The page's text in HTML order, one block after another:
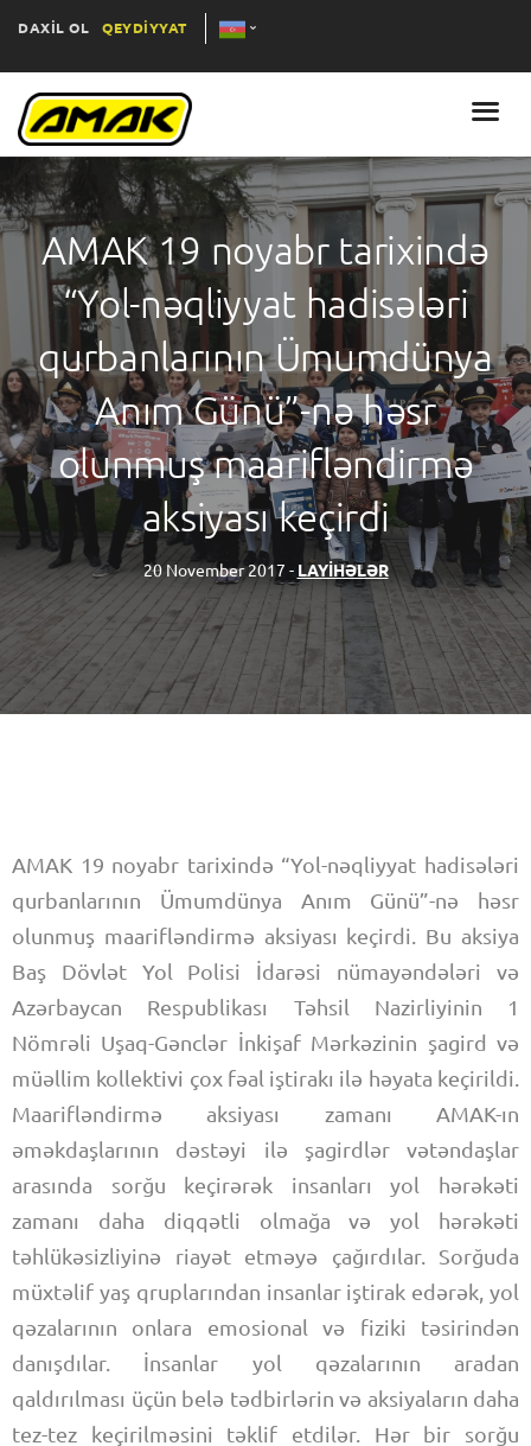
DAXİL OL QEYDİYYAT
AMAK 19 noyabr tarixində
“Yol-nəqliyyat hadisələri
qurbanlarının Ümumdünya
Anım Günü”-nə həsr
olunmuş maarifləndirmə
aksiyası keçirdi
20 November 2017 - LAYİHƏLƏR
AMAK 19 noyabr tarixində “Yol-nəqliyyat hadisələri
qurbanlarının Ümumdünya Anım Günü”-nə həsr
olunmuş maarifləndirmə aksiyası keçirdi. Bu aksiya
Baş Dövlət Yol Polisi İdarəsi nümayəndələri və
Azərbaycan Respublikası Təhsil Nazirliyinin 1
Nömrəli Uşaq-Gənclər İnkişaf Mərkəzinin şagird və
müəllim kollektivi çox fəal iştirakı ilə həyata keçirildi.
Maarifləndirmə aksiyası zamanı AMAK-ın
əməkdaşlarının dəstəyi ilə şagirdlər vətəndaşlar
arasında sorğu keçirərək insanları yol hərəkəti
zamanı daha diqqətli olmağa və yol hərəkəti
təhlükəsizliyinə riayət etməyə çağırdılar. Sorğuda
müxtəlif yaş qruplarından insanlar iştirak edərək, yol
qəzalarının onlara emosional və fiziki təsirindən
danışdılar. İnsanlar yol qəzalarının aradan
qaldırılması üçün belə tədbirlərin və aksiyaların daha
tez-tez keçirilməsini təklif etdilər. Hər bir sorğu